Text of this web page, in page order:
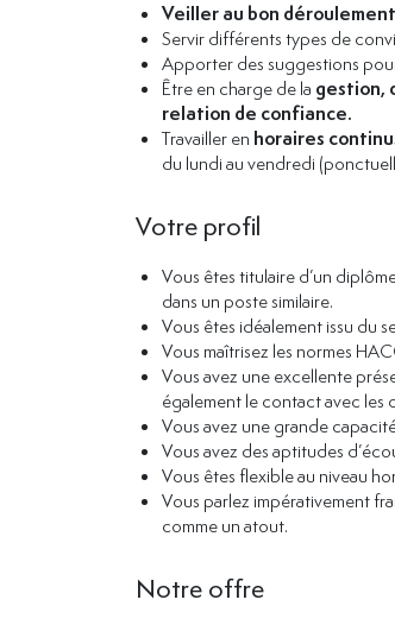
Veiller au bon
Servir différents types de
Apporter des suggestions
Être en charge de la gestion,
relation de confiance.
Travailler en horaires
du lundi au vendredi
Votre profil
Vous êtes titulaire d’un
dans un poste similaire.
Vous êtes idéalement issu du
Vous maîtrisez les normes
Vous avez une excellente
également le contact avec les
Vous avez une grande
Vous avez des aptitudes
Vous êtes flexible au niveau
Vous parlez impérativement
comme un atout.
Notre offre